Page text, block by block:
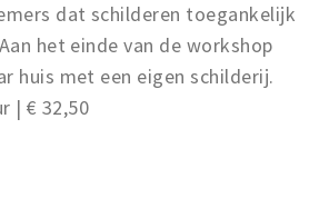
dat schilderen toegankelijk
het einde van de workshop
huis met een eigen schilderij.
| € 32,50